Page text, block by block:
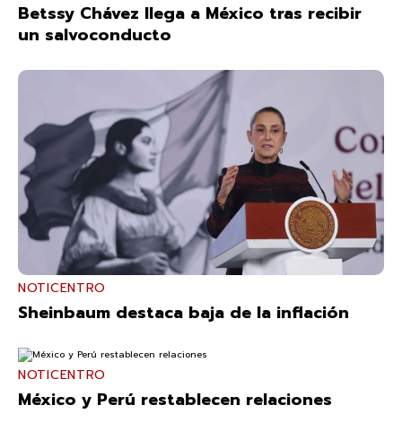
Betssy Chávez llega a México tras recibir
un salvoconducto
NOTICENTRO
Sheinbaum destaca baja de la inflación
NOTICENTRO
México y Perú restablecen relaciones